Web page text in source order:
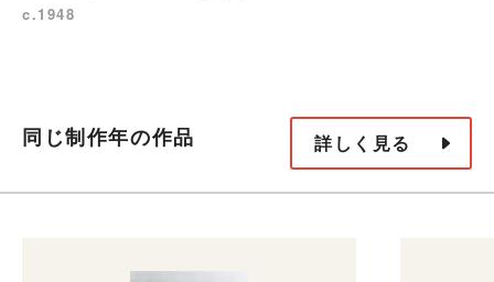
c.1948
同じ制作年の作品 詳しく見る